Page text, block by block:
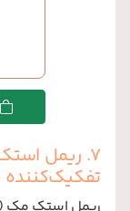
7. ریمل
تفکیک‌کننده